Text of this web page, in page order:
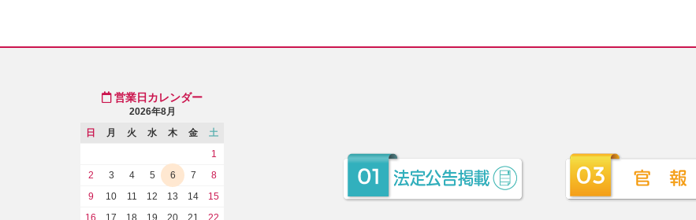
営業日カレンダー
2026年8月
日
月 火 水 木 金
土
1
2
3 4 5 6 7
8
9
10 11 12 13 14
15
16
17 18 19 20 21 22